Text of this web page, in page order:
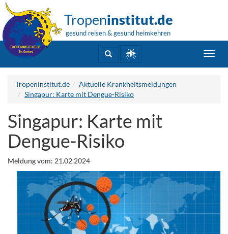
Tropeninstitut.de
gesund reisen & gesund heimkehren
Tropeninstitut.de
Aktuelle Krankheitsmeldungen
Singapur: Karte mit Dengue-Risiko
Singapur: Karte mit
Dengue-Risiko
Meldung vom: 21.02.2024